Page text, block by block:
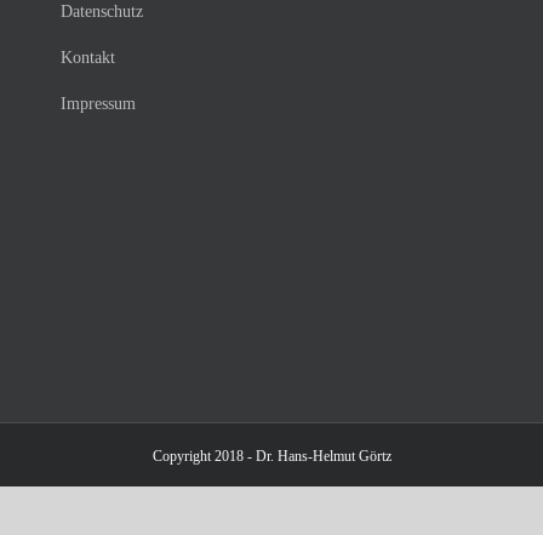
Datenschutz
Kontakt
Impressum
Copyright 2018 - Dr. Hans-Helmut Görtz